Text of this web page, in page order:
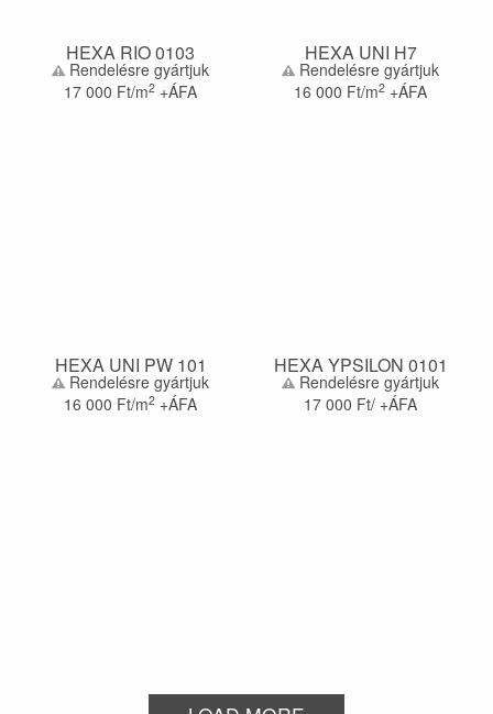
HEXA RIO 0103
Rendelésre gyártjuk
17 000 Ft/m2 +ÁFA
HEXA UNI H7
Rendelésre gyártjuk
16 000 Ft/m2 +ÁFA
HEXA UNI PW 101
Rendelésre gyártjuk
16 000 Ft/m2 +ÁFA
HEXA YPSILON 0101
Rendelésre gyártjuk
17 000 Ft/ +ÁFA